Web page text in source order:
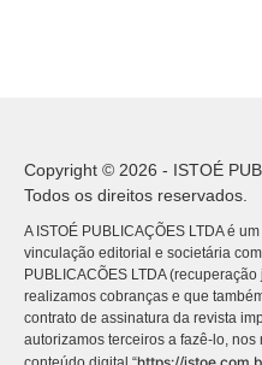
Copyright © 2026 - ISTOÉ
Todos os direitos reservados.
A ISTOÉ PUBLICAÇÕES LTDA é
vinculação editorial e societária
PUBLICACÕES LTDA
realizamos cobranças e que
contrato de assinatura da revista
autorizamos terceiros a fazê-lo,